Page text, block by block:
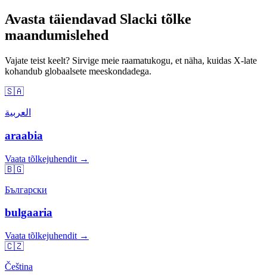
Avasta täiendavad Slacki tõlke
maandumislehed
Vajate teist keelt? Sirvige meie raamatukogu, et näha, kuidas X-late
kohandub globaalsete meeskondadega.
🇸🇦
العربية
araabia
Vaata tõlkejuhendit →
🇧🇬
Български
bulgaaria
Vaata tõlkejuhendit →
🇨🇿
Čeština